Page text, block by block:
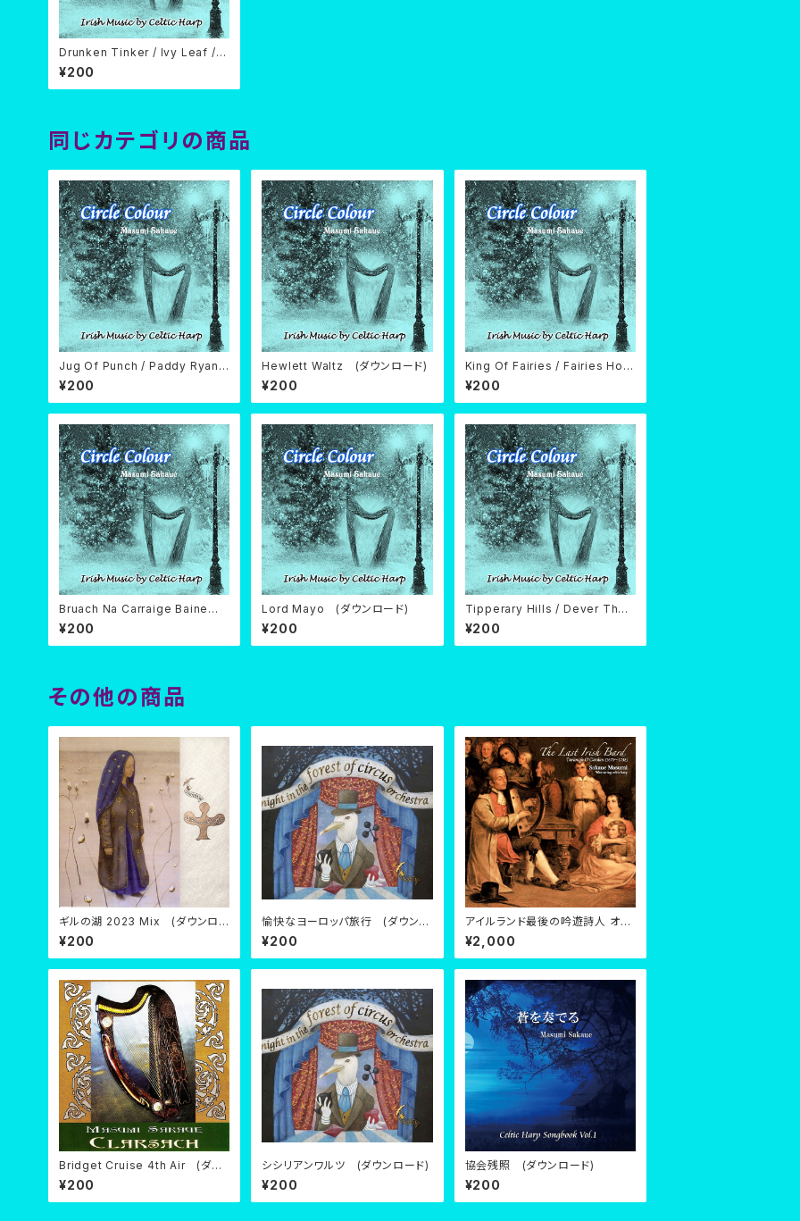
Drunken Tinker / Ivy Leaf /
Wild Irishman (ダウンロード)
¥200
同じカテゴリの商品
Jug Of Punch / Paddy Ryan's
Dream (ダウンロード)
¥200
Hewlett Waltz (ダウンロード)
¥200
King Of Fairies / Fairies Horn
pipe (ダウンロード)
¥200
Bruach Na Carraige Baine
(ダウンロード)
¥200
Lord Mayo (ダウンロード)
¥200
Tipperary Hills / Dever The
Dancer (ダウンロード)
¥200
その他の商品
ギルの湖 2023 Mix (ダウンロ
ード)
¥200
愉快なヨーロッパ旅行 (ダウンロ
ード)
¥200
アイルランド最後の吟遊詩人 オキ
ャロランの世界 (CD)
¥2,000
Bridget Cruise 4th Air (ダウ
ンロード)
¥200
シシリアンワルツ (ダウンロード)
¥200
協会残照 (ダウンロード)
¥200